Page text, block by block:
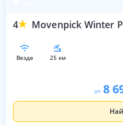
4 Movenpick Winter
везде 25 км
от 8